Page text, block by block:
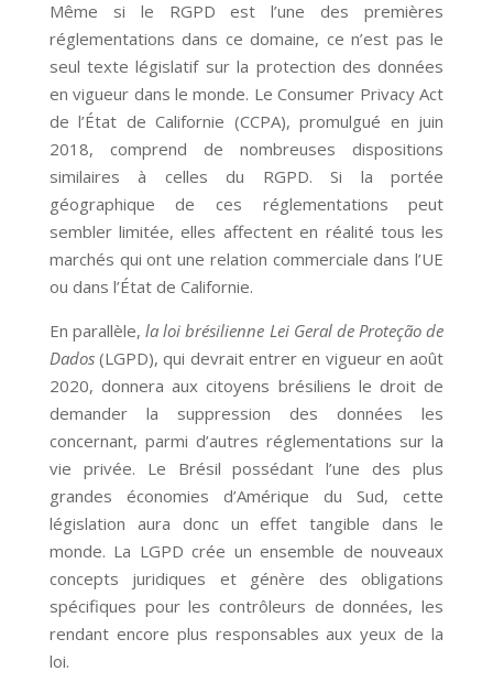
Même si le RGPD est l’une des premières
réglementations dans ce domaine, ce n’est pas le
seul texte législatif sur la protection des données
en vigueur dans le monde. Le Consumer Privacy Act
de l’État de Californie (CCPA), promulgué en juin
2018, comprend de nombreuses dispositions
similaires à celles du RGPD. Si la portée
géographique de ces réglementations peut
sembler limitée, elles affectent en réalité tous les
marchés qui ont une relation commerciale dans l’UE
ou dans l’État de Californie.
En parallèle, la loi brésilienne Lei Geral de Proteção de
Dados (LGPD), qui devrait entrer en vigueur en août
2020, donnera aux citoyens brésiliens le droit de
demander la suppression des données les
concernant, parmi d’autres réglementations sur la
vie privée. Le Brésil possédant l’une des plus
grandes économies d’Amérique du Sud, cette
législation aura donc un effet tangible dans le
monde. La LGPD crée un ensemble de nouveaux
concepts juridiques et génère des obligations
spécifiques pour les contrôleurs de données, les
rendant encore plus responsables aux yeux de la
loi.